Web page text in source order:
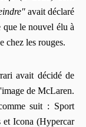
avait déclaré
le nouvel élu à
chez les rouges.
avait décidé de
de McLaren.
suit : Sport
et Icona (Hypercar